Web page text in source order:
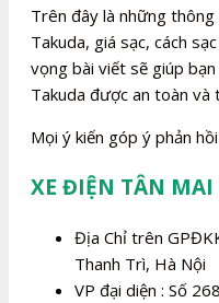
Trên đây là những
Takuda, giá sạc, cách
vọng bài viết sẽ giúp
Takuda được an toàn và
Mọi ý kiến góp ý phản
XE ĐIỆN TÂN MAI
Địa Chỉ trên
Thanh Trì, Hà Nội
VP đại diện : Số